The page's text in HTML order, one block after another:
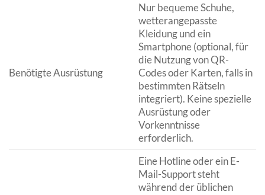
Benötigte Ausrüstung
Nur bequeme Schuhe,
wetterangepasste
Kleidung und ein
Smartphone (optional, für
die Nutzung von QR-
Codes oder Karten, falls in
bestimmten Rätseln
integriert). Keine spezielle
Ausrüstung oder
Vorkenntnisse
erforderlich.
Eine Hotline oder ein E-
Mail-Support steht
während der üblichen